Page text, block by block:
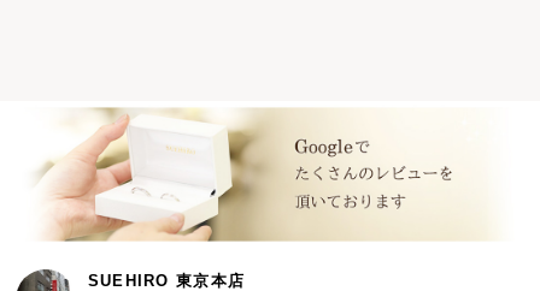
SUEHIRO 東京本店